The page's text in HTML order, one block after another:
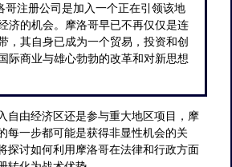
哥注册公司是加入一个正在引领该地
济的机会。摩洛哥早已不再仅仅是连
，其自身已成为一个贸易，投资和创
际商业与雄心勃勃的改革和对新思想
自由经济区还是参与重大地区项目，摩
每一步都可能是获得非显性机会的关
探讨如何利用摩洛哥在法律和行政方面